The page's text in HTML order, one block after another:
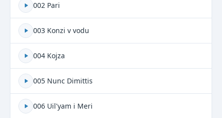
002 Pari
003 Konzi v vodu
004 Kojza
005 Nunc Dimittis
006 Uil'yam i Meri